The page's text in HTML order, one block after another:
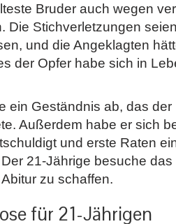
Bruder auch wegen
Die Stichverletzungen
und die Angeklagten
der Opfer habe sich in
ein Geständnis ab, das
Außerdem habe er sich
und erste Raten
21-Jährige besuche
zu schaffen.
für 21-Jährigen